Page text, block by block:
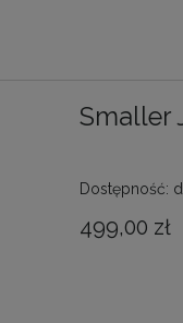
Smaller
Dostępność:
499,00 zł